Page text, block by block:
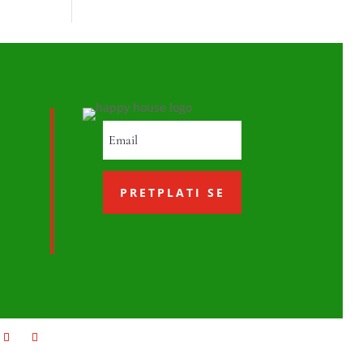
PRETPLATI SE